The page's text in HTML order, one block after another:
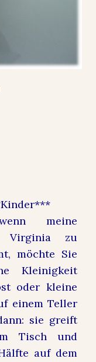
meine
Virginia zu
möchte Sie
Kleinigkeit
oder kleine
einem Teller
sie greift
Tisch und
auf dem